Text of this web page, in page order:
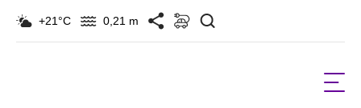
+21°C 0,21 m